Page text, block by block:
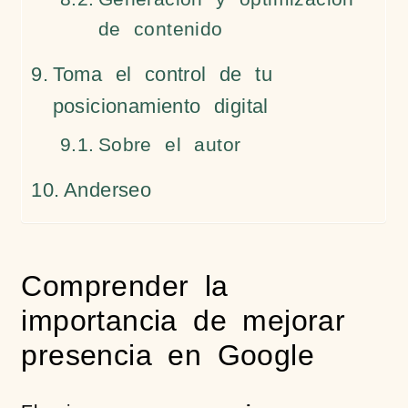
de contenido
Toma el control de tu
posicionamiento digital
Sobre el autor
Anderseo
Comprender la
importancia de mejorar
presencia en Google